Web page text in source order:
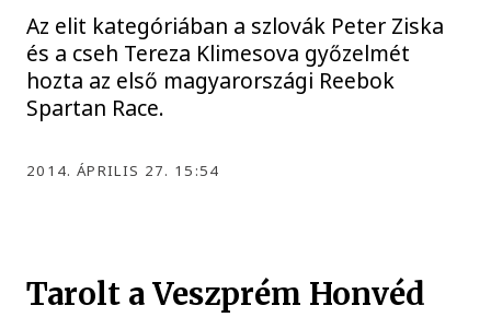
Az elit kategóriában a szlovák Peter Ziska
és a cseh Tereza Klimesova győzelmét
hozta az első magyarországi Reebok
Spartan Race.
2014. ÁPRILIS 27. 15:54
Tarolt a Veszprém Honvéd